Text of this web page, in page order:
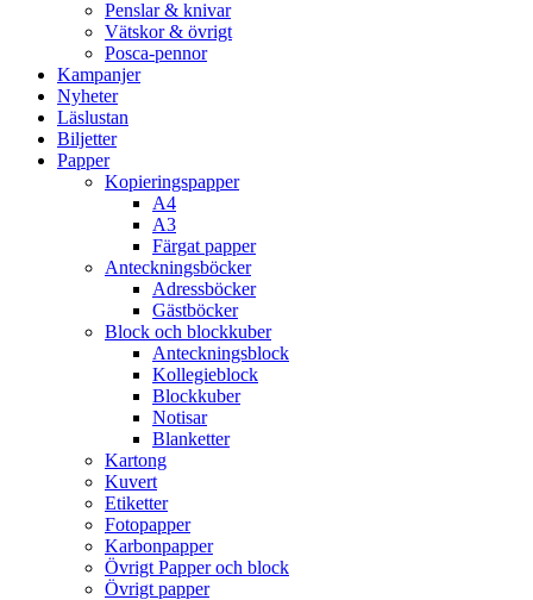
Penslar & knivar
Vätskor & övrigt
Posca-pennor
Kampanjer
Nyheter
Läslustan
Biljetter
Papper
Kopieringspapper
A4
A3
Färgat papper
Anteckningsböcker
Adressböcker
Gästböcker
Block och blockkuber
Anteckningsblock
Kollegieblock
Blockkuber
Notisar
Blanketter
Kartong
Kuvert
Etiketter
Fotopapper
Karbonpapper
Övrigt Papper och block
Övrigt papper